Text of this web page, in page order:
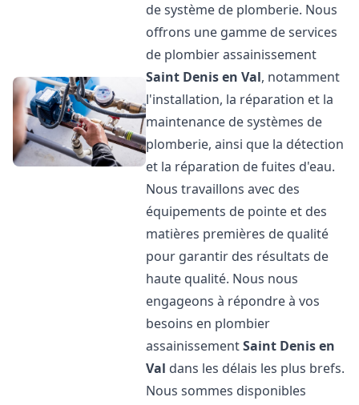
de système de plomberie. Nous
offrons une gamme de services
de plombier assainissement
Saint Denis en Val, notamment
l'installation, la réparation et la
maintenance de systèmes de
plomberie, ainsi que la détection
et la réparation de fuites d'eau.
Nous travaillons avec des
équipements de pointe et des
matières premières de qualité
pour garantir des résultats de
haute qualité. Nous nous
engageons à répondre à vos
besoins en plombier
assainissementSaint Denis en
Val dans les délais les plus brefs.
Nous sommes disponibles